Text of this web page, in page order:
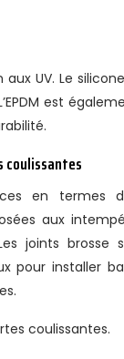
UV. Le
est
coulissantes
en termes
aux
joints brosse
pour installer
coulissantes.